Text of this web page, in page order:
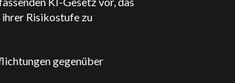
Risikostufe zu
gegenüber